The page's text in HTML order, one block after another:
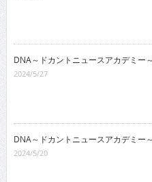
DNA～ドカントニュースアカデミー
2024/5/27
DNA～ドカントニュースアカデミー
2024/5/20